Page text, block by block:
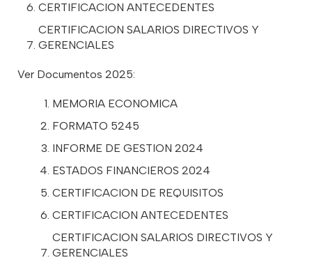
CERTIFICACION ANTECEDENTES
CERTIFICACION SALARIOS DIRECTIVOS Y
GERENCIALES
Ver Documentos 2025:
MEMORIA ECONOMICA
FORMATO 5245
INFORME DE GESTION 2024
ESTADOS FINANCIEROS 2024
CERTIFICACION DE REQUISITOS
CERTIFICACION ANTECEDENTES
CERTIFICACION SALARIOS DIRECTIVOS Y
GERENCIALES